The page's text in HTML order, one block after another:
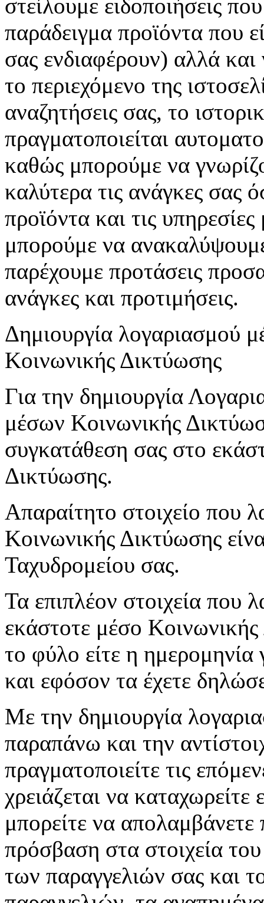
στείλουμε ειδοποιήσεις
παράδειγμα προϊόντα που
σας ενδιαφέρουν) αλλά
το περιεχόμενο της
αναζητήσεις σας, το
πραγματοποιείται
καθώς μπορούμε να
καλύτερα τις ανάγκες σας
προϊόντα και τις
μπορούμε να
παρέχουμε προτάσεις
ανάγκες και προτιμήσεις.
Δημιουργία λογαριασμού
Κοινωνικής Δικτύωσης
Για την δημιουργία
μέσων Κοινωνικής
συγκατάθεση σας στο
Δικτύωσης.
Απαραίτητο στοιχείο που
Κοινωνικής Δικτύωσης
Ταχυδρομείου σας.
Τα επιπλέον στοιχεία που
εκάστοτε μέσο Κοινωνικής
το φύλο είτε η
και εφόσον τα έχετε
Με την δημιουργία
παραπάνω και την
πραγματοποιείτε τις
χρειάζεται να
μπορείτε να απολαμβάνετε
πρόσβαση στα στοιχεία
των παραγγελιών σας και